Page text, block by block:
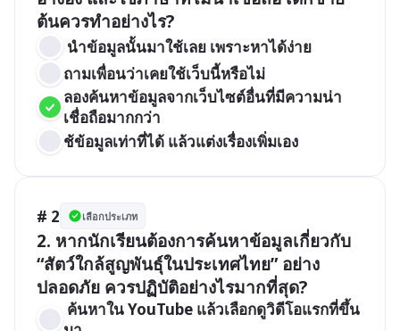
ต้นควรทำอย่างไร?
นำข้อมูลนั้นมาใช้เลย เพราะหาได้ง่าย
ถามเพื่อนว่าเคยใช้เว็บนี้หรือไม่
ลองค้นหาข้อมูลจากเว็บไซต์อื่นที่มีความน่า
เชื่อถือมากกว่า
ช้ข้อมูลเท่าที่ได้ แล้วแต่งเรื่องเพิ่มเอง
# 2 เลือกประเภท
2. หากนักเรียนต้องการค้นหาข้อมูลเกี่ยวกับ
“สัตว์ใกล้สูญพันธุ์ในประเทศไทย” อย่าง
ปลอดภัย ควรปฏิบัติอย่างไรมากที่สุด?